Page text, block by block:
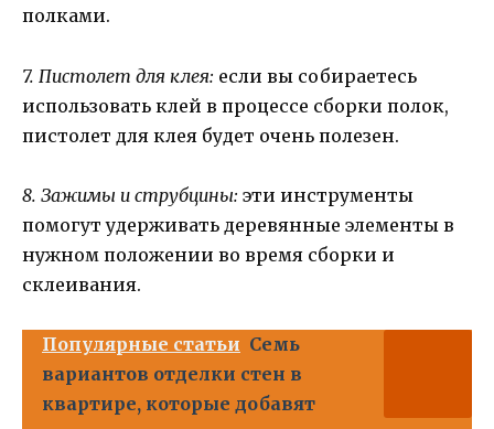
полками.
7. Пистолет для клея: если вы собираетесь
использовать клей в процессе сборки полок,
пистолет для клея будет очень полезен.
8. Зажимы и струбцины: эти инструменты
помогут удерживать деревянные элементы в
нужном положении во время сборки и
склеивания.
Популярные статьи Семь
вариантов отделки стен в
квартире, которые добавят